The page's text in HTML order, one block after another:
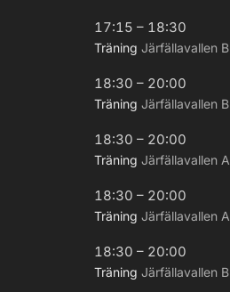
17:15 – 18:30
Träning Järfällavallen B
18:30 – 20:00
Träning Järfällavallen B
18:30 – 20:00
Träning Järfällavallen A
18:30 – 20:00
Träning Järfällavallen A
18:30 – 20:00
Träning Järfällavallen B